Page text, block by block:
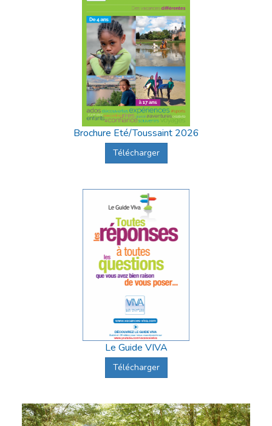
Brochure Eté/Toussaint 2026
Télécharger
Le Guide VIVA
Télécharger